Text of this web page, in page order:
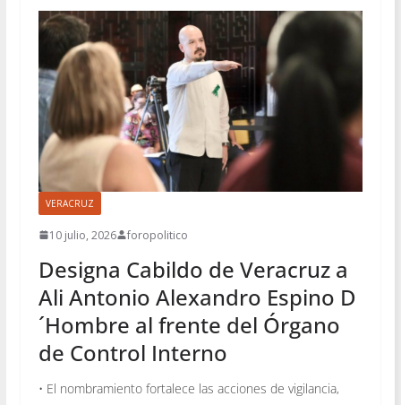
VERACRUZ
10 julio, 2026 foropolitico
Designa Cabildo de Veracruz a
Ali Antonio Alexandro Espino D
´Hombre al frente del Órgano
de Control Interno
• El nombramiento fortalece las acciones de vigilancia,